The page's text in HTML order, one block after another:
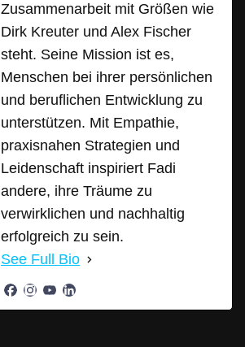
Zusammenarbeit mit Größen wie
Dirk Kreuter und Alex Fischer
steht. Seine Mission ist es,
Menschen bei ihrer persönlichen
und beruflichen Entwicklung zu
unterstützen. Mit Empathie,
praxisnahen Strategien und
Leidenschaft inspiriert Fadi
andere, ihre Träume zu
verwirklichen und nachhaltig
erfolgreich zu sein.
See Full Bio